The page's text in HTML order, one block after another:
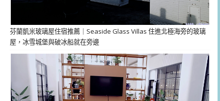
芬蘭凱米玻璃屋住宿推薦｜Seaside Glass Villas 住進北極海旁的玻璃
屋，冰雪城堡與破冰船就在旁邊